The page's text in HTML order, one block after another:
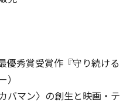
優秀賞受賞作『守り続ける
バマン〉の創生と映画・テ